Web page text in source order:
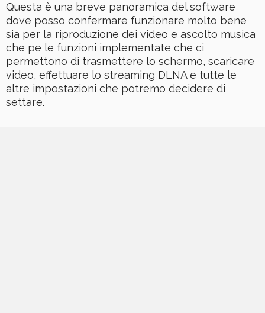
Questa è una breve panoramica del software
dove posso confermare funzionare molto bene
sia per la riproduzione dei video e ascolto musica
che pe le funzioni implementate che ci
permettono di trasmettere lo schermo, scaricare
video, effettuare lo streaming DLNA e tutte le
altre impostazioni che potremo decidere di
settare.